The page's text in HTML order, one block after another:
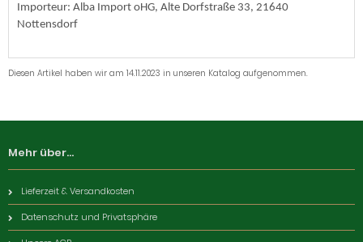
Importeur: Alba Import oHG, Alte Dorfstraße 33, 21640
Nottensdorf
Diesen Artikel haben wir am 14.11.2023 in unseren Katalog aufgenommen.
Mehr über...
Lieferzeit & Versandkosten
Datenschutz und Privatsphäre